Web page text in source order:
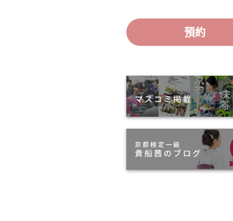
預約